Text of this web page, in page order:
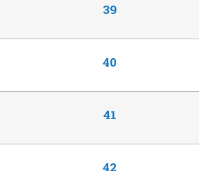
39
40
41
42